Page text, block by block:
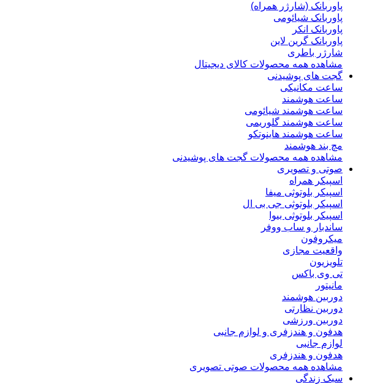
پاوربانک (شارژر همراه)
پاوربانک شیائومی
پاوربانک انکر
پاوربانک گرین لاین
شارژر باطری
مشاهده همه محصولات کالای دیجیتال
گجت های پوشیدنی
ساعت مکانیکی
ساعت هوشمند
ساعت هوشمند شیائومی
ساعت هوشمند گلوریمی
ساعت هوشمند هاینوتکو
مچ بند هوشمند
مشاهده همه محصولات گجت های پوشیدنی
صوتی و تصویری
اسپیکر همراه
اسپیکر بلوتوثی میفا
اسپیکر بلوتوثی جی بی ال
اسپیکر بلوتوثی بیوا
ساندبار و ساب ووفر
میکروفون
واقعیت مجازی
تلویزیون
تی وی باکس
مانیتور
دوربین هوشمند
دوربین نظارتی
دوربین ورزشی
هدفون و هندزفری و لوازم جانبی
لوازم جانبی
هدفون و هندزفری
مشاهده همه محصولات صوتی تصویری
سبک زندگی